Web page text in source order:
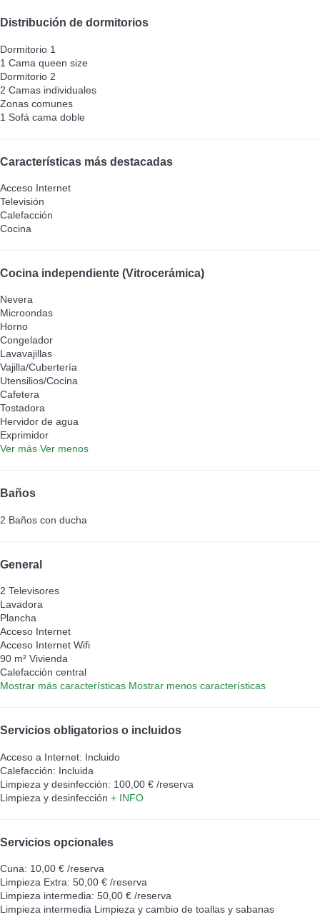
Distribución de dormitorios
Dormitorio 1
1 Cama queen size
Dormitorio 2
2 Camas individuales
Zonas comunes
1 Sofá cama doble
Características más destacadas
Acceso Internet
Televisión
Calefacción
Cocina
Cocina independiente (Vitrocerámica)
Nevera
Microondas
Horno
Congelador
Lavavajillas
Vajilla/Cubertería
Utensilios/Cocina
Cafetera
Tostadora
Hervidor de agua
Exprimidor
Ver más Ver menos
Baños
2 Baños con ducha
General
2 Televisores
Lavadora
Plancha
Acceso Internet
Acceso Internet Wifi
90 m² Vivienda
Calefacción central
Mostrar más características Mostrar menos características
Servicios obligatorios o incluidos
Acceso a Internet: Incluido
Calefacción: Incluida
Limpieza y desinfección: 100,00 € /reserva
Limpieza y desinfección + INFO
Servicios opcionales
Cuna: 10,00 € /reserva
Limpieza Extra: 50,00 € /reserva
Limpieza intermedia: 50,00 € /reserva
Limpieza intermedia Limpieza y cambio de toallas y sabanas